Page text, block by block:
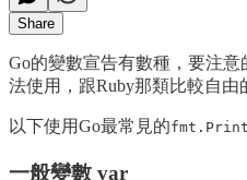
Share
Go的變數宣告有數種，要注
法使用，跟Ruby那類比較自由
以下使用Go最常見的
一般變數 var